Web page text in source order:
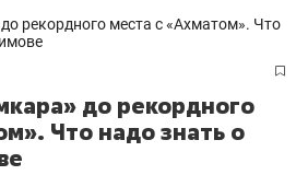
до рекордного
Что надо знать о